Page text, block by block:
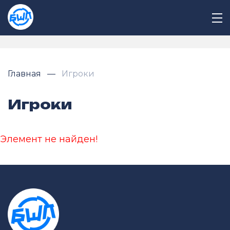
Главная Игроки
Игроки
Элемент не найден!